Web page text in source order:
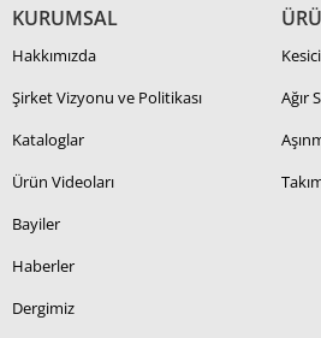
KURUMSAL
Hakkımızda
Şirket Vizyonu ve Politikası
Kataloglar
Ürün Videoları
Bayiler
Haberler
Dergimiz
Ağır